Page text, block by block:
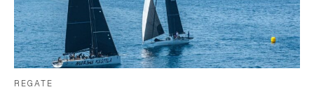
REGATE